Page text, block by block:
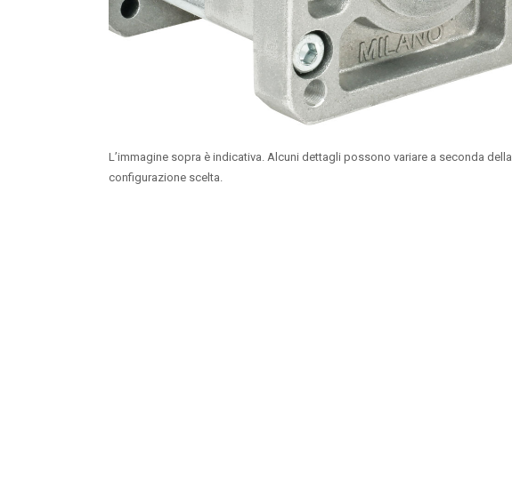
L’immagine sopra è indicativa. Alcuni dettagli possono variare a seconda della
configurazione scelta.